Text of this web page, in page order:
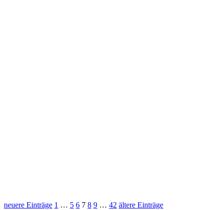
neuere Einträge 1 … 5 6 7 8 9 … 42 ältere Einträge